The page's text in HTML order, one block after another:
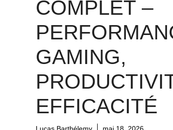
COMPLET –
GAMING,
EFFICACITÉ